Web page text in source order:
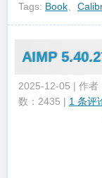
Tags: Book
AIMP
2025-12-05 | 作者
数：2435 | 1 条评